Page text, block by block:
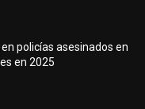
policías asesinados en
en 2025